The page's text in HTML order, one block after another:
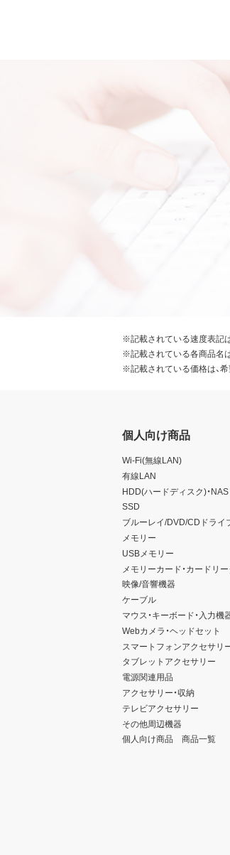
※記載されている速度表記
※記載されている各商品名
※記載されている価格は、希
個人向け商品
Wi-Fi(無線LAN)
有線LAN
HDD(ハードディスク)・NAS
SSD
ブルーレイ/DVD/CDドライ
メモリー
USBメモリー
メモリーカード・カードリ
映像/音響機器
ケーブル
マウス・キーボード・入力機
Webカメラ・ヘッドセット
スマートフォンアクセサリ
タブレットアクセサリー
電源関連用品
アクセサリー・収納
テレビアクセサリー
その他周辺機器
個人向け商品 商品一覧